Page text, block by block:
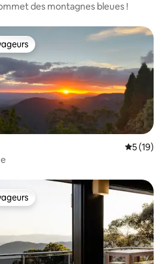
des montagnes bleues !
les plus appréciés
5 (19)
les plus appréciés